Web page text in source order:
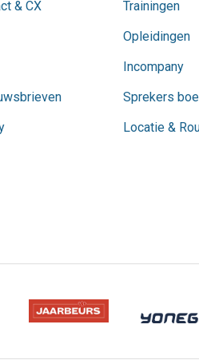
& CX
Trainingen
Opleidingen
Incompany
Sprekers
Locatie &